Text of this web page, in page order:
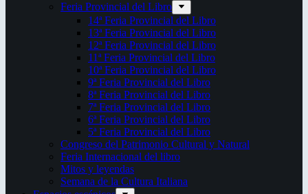
Feria Provincial del Libro
14ª Feria Provincial del Libro
13ª Feria Provincial del Libro
12ª Feria Provincial del Libro
11ª Feria Provincial del Libro
10ª Feria Provincial del Libro
9ª Feria Provincial del Libro
8ª Feria Provincial del Libro
7ª Feria Provincial del Libro
6ª Feria Provincial del Libro
5ª Feria Provincial del Libro
Congreso del Patrimonio Cultural y Natural
Feria Internacional del libro
Mitos y leyendas
Semana de la Cultura Italiana